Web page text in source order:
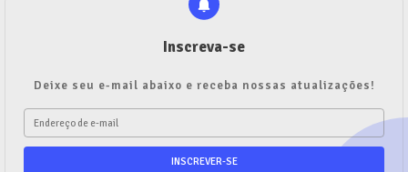
Inscreva-se
Deixe seu e-mail abaixo e receba nossas atualizações!